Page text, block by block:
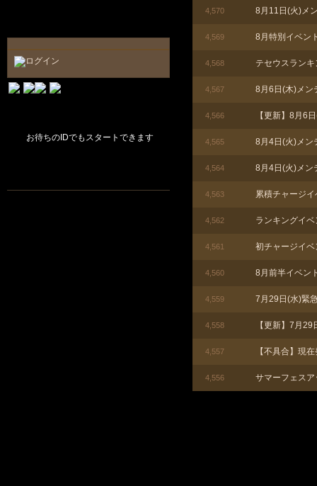
お待ちのIDでもスタートできます
4,570 8月11日(火)メ
4,569 8月特別イベン
4,568 テセウスラン
4,567 8月6日(木)メン
4,566 【更新】8月6
4,565 8月4日(火)メン
4,564 8月4日(火)メン
4,563 累積チャージ
4,562 ランキングイ
4,561 初チャージイ
4,560 8月前半イベン
4,559 7月29日(水)緊
4,558 【更新】7月
4,557 【不具合】現
4,556 サマーフェス